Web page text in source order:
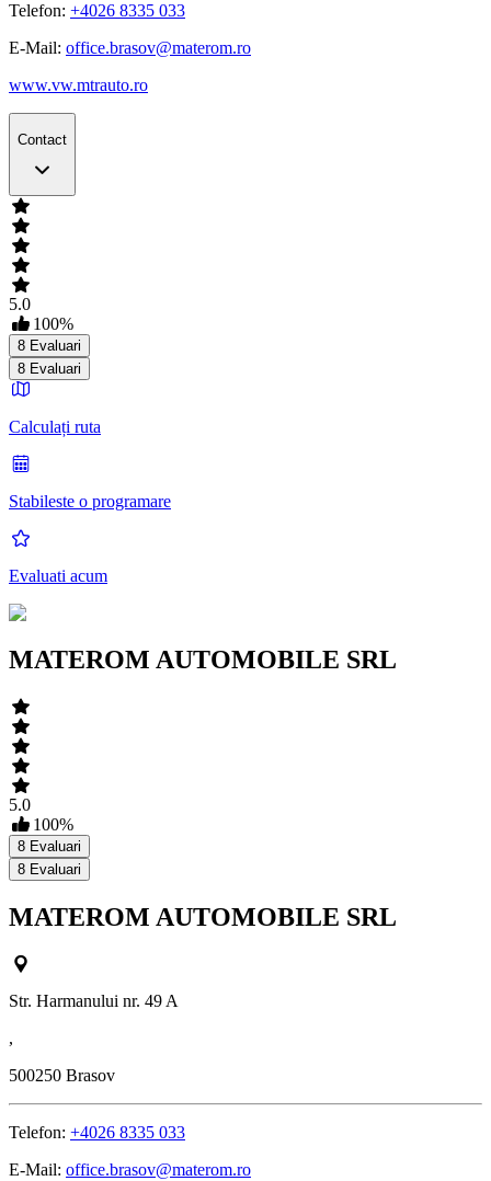
Telefon: +4026 8335 033
E-Mail: office.brasov@materom.ro
www.vw.mtrauto.ro
Contact
5.0
100%
8 Evaluari
8 Evaluari
Calculați ruta
Stabileste o programare
Evaluati acum
MATEROM AUTOMOBILE SRL
5.0
100%
8 Evaluari
8 Evaluari
MATEROM AUTOMOBILE SRL
Str. Harmanului nr. 49 A
,
500250 Brasov
Telefon: +4026 8335 033
E-Mail: office.brasov@materom.ro